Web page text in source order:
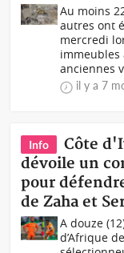
Au moins
autres ont
mercredi
immeubles
anciennes
il y a 7
Info
Côte
dévoile un
pour
de Zaha et
A douze
d’Afrique